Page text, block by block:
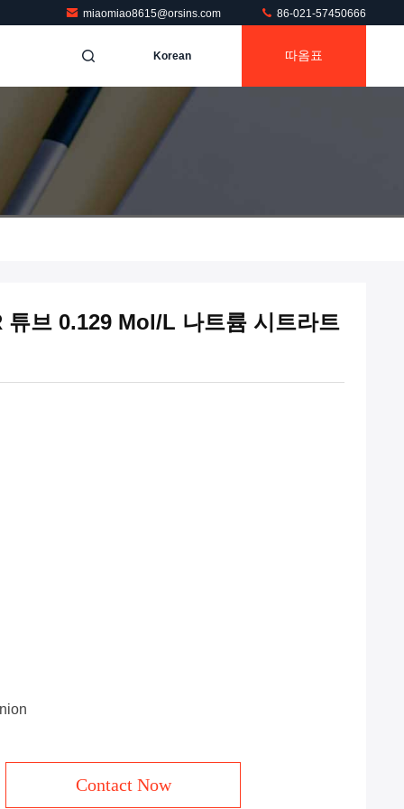
miaomiao8615@orsins.com 86-021-57450666
Korean 따옴표
튜브 0.129 Mol/L 나트륨 시트라트
Contact Now